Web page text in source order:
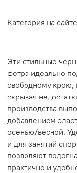
Категория на
Эти стильные
фетра идеально
свободному крою,
скрывая
производства
добавлением
осенью/весной.
и для занятий
позволяют
практично и